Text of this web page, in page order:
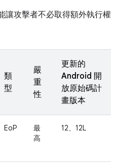
讓攻擊者不必取得額外執行權
類
型
嚴
重
性
更新的
Android 開
放原始碼計
畫版本
EoP
最
高
12、12L